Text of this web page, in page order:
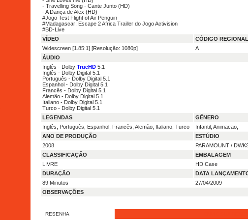
- Travelling Song - Cante Junto (HD)
- A Dança de Alex (HD)
#Jogo Test Flight of Air Penguin
#Madagascar: Escape 2 Africa Trailler do Jogo Activision
#BD-Live
VÍDEO
CÓDIGO REGIONAL
Widescreen [1.85:1] [Resolução: 1080p]
A
ÁUDIO
Inglês - Dolby TrueHD5.1
Inglês - Dolby Digital 5.1
Português - Dolby Digital 5.1
Espanhol - Dolby Digital 5.1
Francês - Dolby Digital 5.1
Alemão - Dolby Digital 5.1
Italiano - Dolby Digital 5.1
Turco - Dolby Digital 5.1
LEGENDAS
GÊNERO
Inglês, Português, Espanhol, Francês, Alemão, Italiano, Turco
Infantil, Animacao,
ANO DE PRODUÇÃO
ESTÚDIO
2008
PARAMOUNT /
CLASSIFICAÇÃO
EMBALAGEM
LIVRE
HD Case
DURAÇÃO
DATA
89 Minutos
27/04/2009
OBSERVAÇÕES
RESENHA